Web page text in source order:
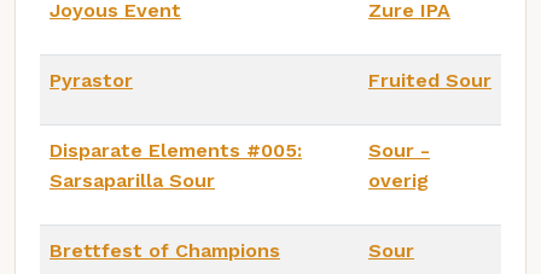
Joyous Event Zure IPA
Pyrastor Fruited Sour
Disparate Elements #005:
Sarsaparilla Sour
Sour -
overig
Brettfest of Champions Sour